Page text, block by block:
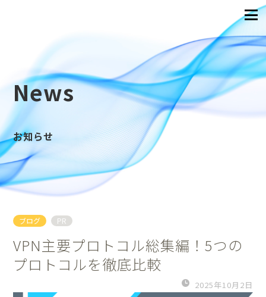
News
お知らせ
ブログ PR
VPN主要プロトコル総集編！5つの
プロトコルを徹底比較
2025年10月2日